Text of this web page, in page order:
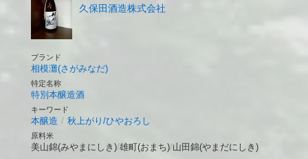
久保田酒造株式会社
ブランド
相模灘(さがみなだ)
特定名称
特別本醸造酒
キーワード
本醸造 / 秋上がり/ひやおろし
原料米
美山錦(みやまにしき)/雄町(おまち)/山田錦(やまだにしき)